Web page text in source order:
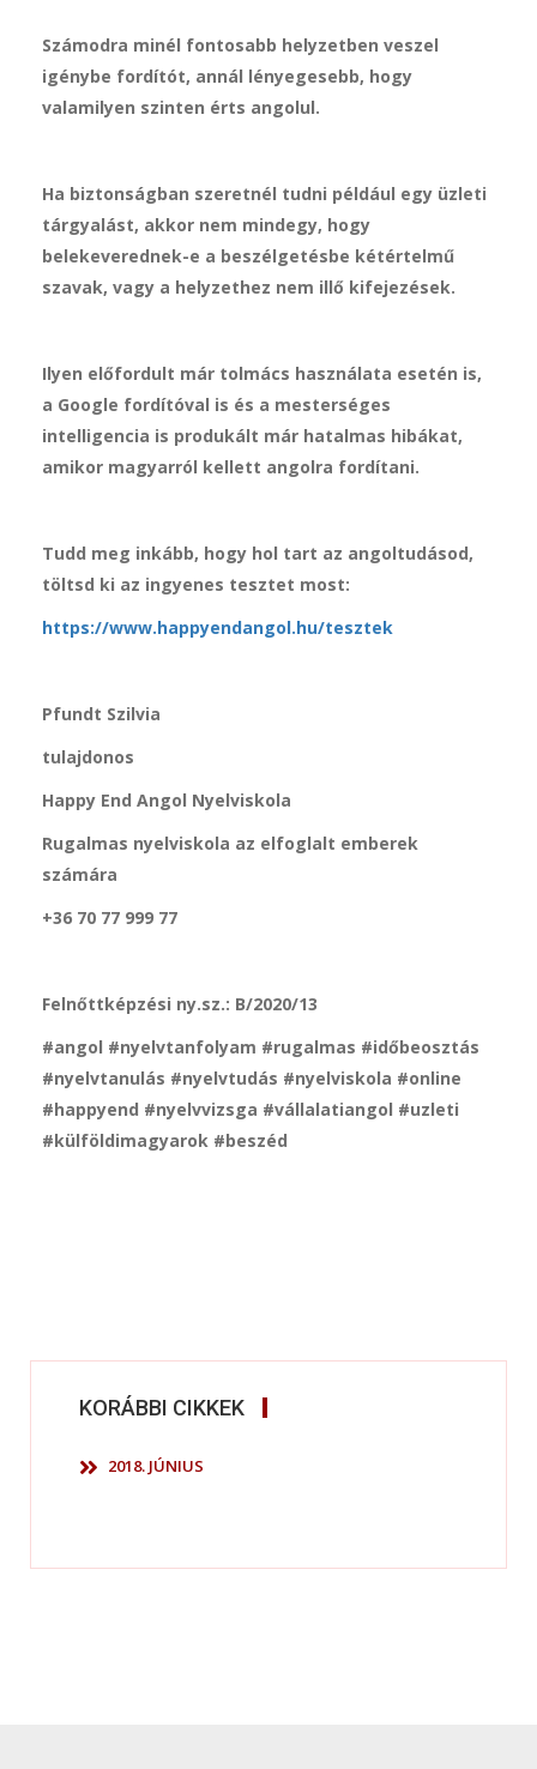
Számodra minél fontosabb helyzetben veszel
igénybe fordítót, annál lényegesebb, hogy
valamilyen szinten érts angolul.
Ha biztonságban szeretnél tudni például egy üzleti
tárgyalást, akkor nem mindegy, hogy
belekeverednek-e a beszélgetésbe kétértelmű
szavak, vagy a helyzethez nem illő kifejezések.
Ilyen előfordult már tolmács használata esetén is,
a Google fordítóval is és a mesterséges
intelligencia is produkált már hatalmas hibákat,
amikor magyarról kellett angolra fordítani.
Tudd meg inkább, hogy hol tart az angoltudásod,
töltsd ki az ingyenes tesztet most:
https://www.happyendangol.hu/tesztek
Pfundt Szilvia
tulajdonos
Happy End Angol Nyelviskola
Rugalmas nyelviskola az elfoglalt emberek
számára
+36 70 77 999 77
Felnőttképzési ny.sz.: B/2020/13
#angol #nyelvtanfolyam #rugalmas #időbeosztás
#nyelvtanulás #nyelvtudás #nyelviskola #online
#happyend #nyelvvizsga #vállalatiangol #uzleti
#külföldimagyarok #beszéd
KORÁBBI CIKKEK
2018. JÚNIUS